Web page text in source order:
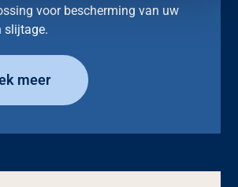
voor bescherming van uw
slijtage.
meer